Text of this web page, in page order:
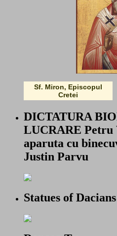
Sf. Miron, Episcopul
Cretei
DICTATURA
LUCRARE Petru
aparuta cu
Justin Parvu
Statues of Dacians